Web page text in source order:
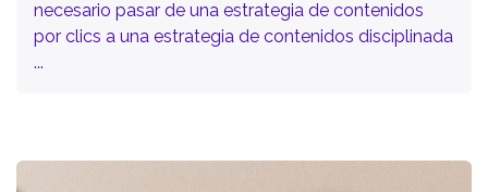
necesario pasar de una estrategia de contenidos
por clics a una estrategia de contenidos disciplinada
...